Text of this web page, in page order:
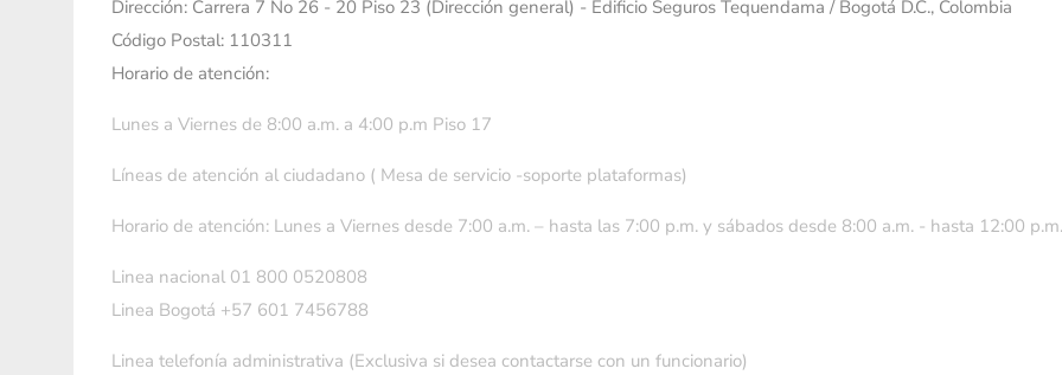
Dirección: Carrera 7 No 26 - 20 Piso 23 (Dirección general) - Edificio Seguros Tequendama / Bogotá D.C., Colombia
Código Postal: 110311
Horario de atención:
Lunes a Viernes de 8:00 a.m. a 4:00 p.m Piso 17
Líneas de atención al ciudadano ( Mesa de servicio -soporte plataformas)
Horario de atención: Lunes a Viernes desde 7:00 a.m. – hasta las 7:00 p.m. y sábados desde 8:00 a.m. - hasta 12:00 p.m.
Linea nacional 01 800 0520808
Linea Bogotá +57 601 7456788
Linea telefonía administrativa (Exclusiva si desea contactarse con un funcionario)